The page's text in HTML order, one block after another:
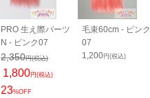
PRO 生え際パーツ
N - ピンク07
2,350円(税込)
1,800円(税込)
23%OFF
毛束60cm - ピンク
07
1,200円(税込)